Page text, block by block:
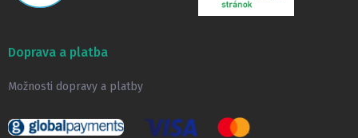
Doprava a platba
Možnosti dopravy a platby